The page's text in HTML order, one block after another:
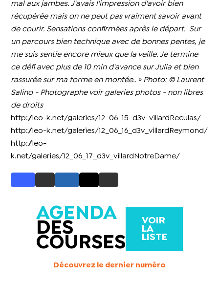
mal aux jambes. J'avais l'impression d'avoir bien
récupérée mais on ne peut pas vraiment savoir avant
de courir. Sensations confirmées après le départ. Sur
un parcours bien technique avec de bonnes pentes, je
me suis sentie encore mieux que la veille. Je termine
ce défi avec plus de 10 min d'avance sur Julia et bien
rassurée sur ma forme en montée.. » Photo: © Laurent
Salino - Photographe voir galeries photos - non libres
de droits
http://leo-k.net/galeries/12_06_15_d3v_villardReculas/
http://leo-k.net/galeries/12_06_16_d3v_villardReymond/
http://leo-
k.net/galeries/12_06_17_d3v_villardNotreDame/
AGENDA
DES
COURSES
VOIR
LA
LISTE
Découvrez le dernier numéro